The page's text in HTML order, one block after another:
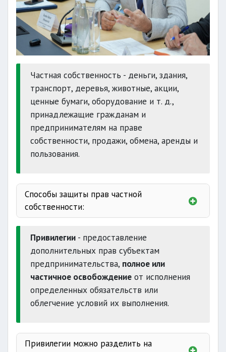
Частная собственность - деньги, здания,
транспорт, деревья, животные, акции,
ценные бумаги, оборудование и т. д.,
принадлежащие гражданам и
предпринимателям на праве
собственности, продажи, обмена, аренды и
пользования.
Способы защиты прав частной
собственности:
Привилегии - предоставление
дополнительных прав субъектам
предпринимательства, полное или
частичное освобождение от исполнения
определенных обязательств или
облегчение условий их выполнения.
Привилегии можно разделить на